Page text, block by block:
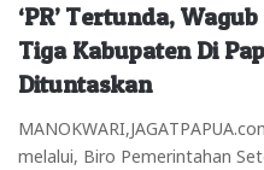
‘PR’ Tertunda,
Tiga Kabupaten Di
Dituntaskan
melalui, Biro Pemerintahan